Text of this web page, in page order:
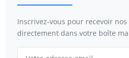
Inscrivez-vous pour recevoir
directement dans votre boîte